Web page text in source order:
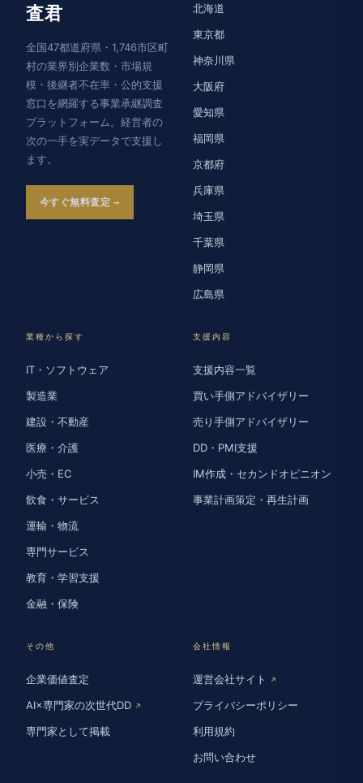
査君
全国47都道府県・1,746市区町
村の業界別企業数・市場規
模・後継者不在率・公的支援
窓口を網羅する事業承継調査
プラットフォーム。経営者の
次の一手を実データで支援し
ます。
今すぐ無料査定
北海道
東京都
神奈川県
大阪府
愛知県
福岡県
京都府
兵庫県
埼玉県
千葉県
静岡県
広島県
業種から探す
IT・ソフトウェア
製造業
建設・不動産
医療・介護
小売・EC
飲食・サービス
運輸・物流
専門サービス
教育・学習支援
金融・保険
支援内容
支援内容一覧
買い手側アドバイザリー
売り手側アドバイザリー
DD・PMI支援
IM作成・セカンドオピニオン
事業計画策定・再生計画
その他
企業価値査定
AI×専門家の次世代DD ↗
専門家として掲載
会社情報
運営会社サイト ↗
プライバシーポリシー
利用規約
お問い合わせ